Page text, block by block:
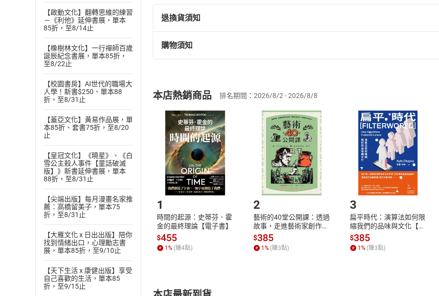
【啟動文化】翻轉思維的練習
－《利他》延伸書展，單本
85折，至8/14止
【橡樹林文化】一行禪師百歲
誕辰紀念書展，單本85折，
至8/22止
【校園書房】AI世代的職場大
人學！新書$250、單本88
折，至8/31止
【蓋亞文化】黃易作品展，單
本85折、套書75折，至8/20
止
【皇冠文化】《曉星》、《白
雪公主殺人事件【童話破滅
版】》新書延伸書展，單本
88折，至8/31止
【尖端出版】每月漫畫名家推
薦：高橋留美子，單本75
折，至8/31止
【大雁文化 x 日出出版】陪你
找到情緒出口，心理勵志書
展，單本85折，至9/10止
【天下生活 x 康健出版】享受
自己喜歡的生活，單本85
折，至9/15止
退換貨須知
退換貨規定：
(一)依消費者保護法第19條第1項後段暨通訊交易解除權合理例外情事適用
(二)消費者訂購本店鋪之商品即代表知悉本店鋪所銷售之商品為電子書，
且已下載/存取電子書，不得請求退貨退款。
退貨方式：您欲取消訂單或辦理退貨時，請登入樂天市場，並於「我的訂單
貨」，本店鋪將依您的申請進行審核，待審核通過後將為您辦理退款事宜。
請注意，樂天市場須以整筆訂單為單位進行取消/退貨，恕無法以單支商品取
購物須知
挑選商品
Choose
放入購物車
Shopping cart
登入帳號
Login
購書後，如何開始使用？
Step1.選擇閱讀載具 Step2.登入
本店熱銷商品 排名期間：2026/8/2 - 2026/8/8
1
時間的起源：史蒂芬．霍
金的最終理論【電子書】
$455
1% (賺4點)
2
藝術的40堂公開課：透過
故事，走進藝術家創作現
場，看藝術如何誕生、如
何形塑人類生活【電子
書】
$385
1% (賺3點)
3
扁平時代：演算法如何限
縮我們的品味與文化【電
子書】
$385
1% (賺3點)